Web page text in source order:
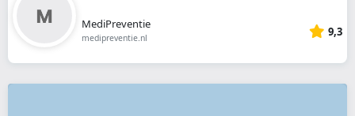
MediPreventie
medipreventie.nl 9,3